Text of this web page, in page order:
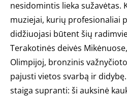
nesidomintis lieka sužavėtas.
muziejai, kurių profesionaliai
didžiuojasi būtent šių
Terakotinės deivės
Olimpijoj, bronzinis
pajusti vietos svarbą ir
staiga supranti: ši auksinė